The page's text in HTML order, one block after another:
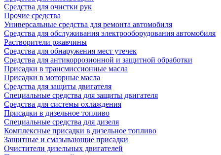
Средства для очистки рук
Прочие средства
Универсальные средства для ремонта автомобиля
Средства для обслуживания электрооборудования автомобиля
Растворители ржавчины
Средства для обнаружения мест утечек
Средства для антикоррозионной и защитной обработки
Присадки в трансмиссионные масла
Присадки в моторные масла
Средства для защиты двигателя
Специальныe средства для защиты двигателя
Средства для системы охлаждения
Присадки в дизельное топливо
Спeциальные средства для дизеля
Комплексные присадки в дизельное топливо
Защитные и смазывающие присадки
Очистители дизельных двигателей